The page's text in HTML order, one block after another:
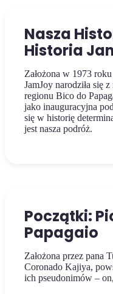
Nasza
Historia
Założona w 1973
JamJoy narodziła się
regionu Bico do
jako inauguracyjna
się w historię
jest nasza podróż.
Początki:
Papagaio
Założona przez pana
Coronado Kajiya,
ich pseudonimów –